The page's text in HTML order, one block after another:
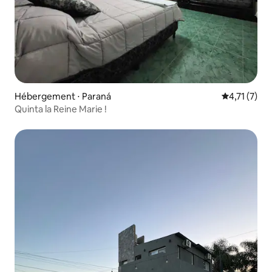
Hébergement ⋅ Paraná Évaluation
4,71 (7)
Quinta la Reine Marie !